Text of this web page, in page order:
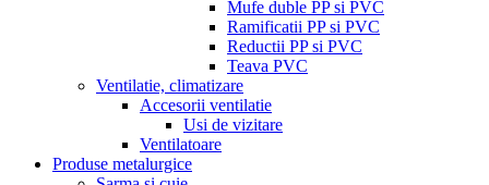
Mufe duble PP si PVC
Ramificatii PP si PVC
Reductii PP si PVC
Teava PVC
Ventilatie, climatizare
Accesorii ventilatie
Usi de vizitare
Ventilatoare
Produse metalurgice